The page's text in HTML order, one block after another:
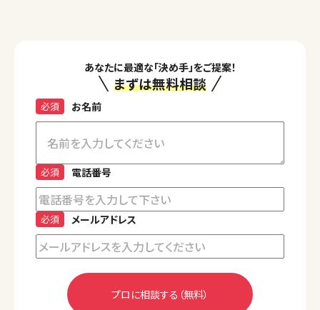
あなたに最適な「決め手」をご提案！
まずは無料相談
お名前
必須
電話番号
必須
メールアドレス
必須